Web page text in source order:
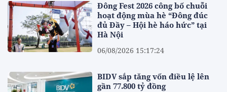
Đông Fest 2026 công bố chuỗi
hoạt động mùa hè “Đông đúc
đủ Đầy – Hội hè háo hức” tại
Hà Nội
06/08/2026 15:17:24
BIDV sắp tăng vốn điều lệ lên
gần 77.800 tỷ đồng